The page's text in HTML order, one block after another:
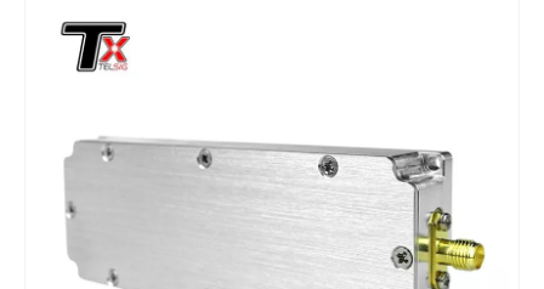
partenaires stables et fiables pour les produits
connexes tels que l'antenne omnidirectionnelle, le
dissipateur thermique, le ventilateur de
convertisseur de puissance, etc.